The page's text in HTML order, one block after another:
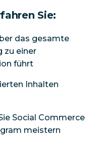
Sie:
das gesamte
zu einer
führt
Inhalten
Social Commerce
meistern